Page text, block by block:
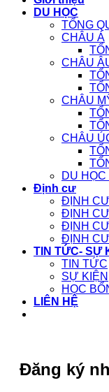
DU HỌC
TỔNG
CHÂU Á
CHÂU
CHÂU
CHÂU
DU HỌC
Định cư
ĐỊNH
ĐỊNH
ĐỊNH
ĐỊNH
TIN TỨC- SỰ
TIN TỨC
SỰ KIỆN
HỌC
LIÊN HỆ
Đăng ký